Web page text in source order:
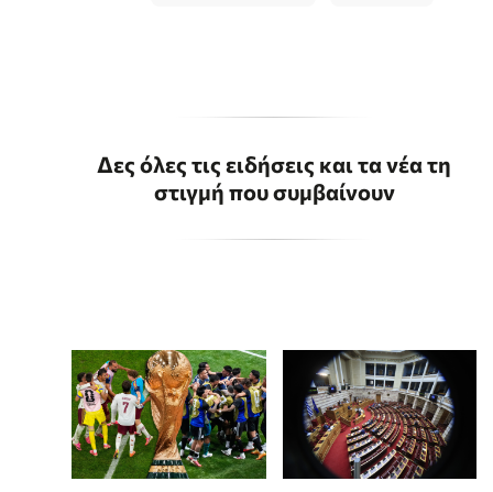
Δες όλες τις ειδήσεις και τα νέα τη
στιγμή που συμβαίνουν